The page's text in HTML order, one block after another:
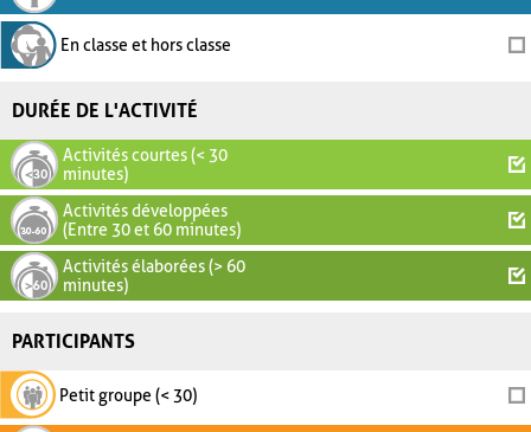
En classe et hors classe
DURÉE DE L'ACTIVITÉ
Activités courtes (< 30
minutes)
Activités développées
(Entre 30 et 60 minutes)
Activités élaborées (> 60
minutes)
PARTICIPANTS
Petit groupe (< 30)